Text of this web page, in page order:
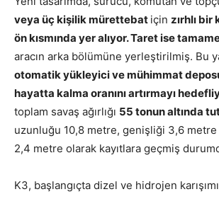
veya üç kişilik mürettebat için zırhlı
ön kısmında yer alıyor. Taret ise
aracın arka bölümüne yerleştirilmiş. Bu
otomatik yükleyici ve mühimmat
hayatta kalma oranını artırmayı
toplam savaş ağırlığı 55 tonun altında
uzunluğu 10,8 metre, genişliği 3,6
2,4 metre olarak kayıtlara geçmiş
K3, başlangıçta dizel ve hidrojen